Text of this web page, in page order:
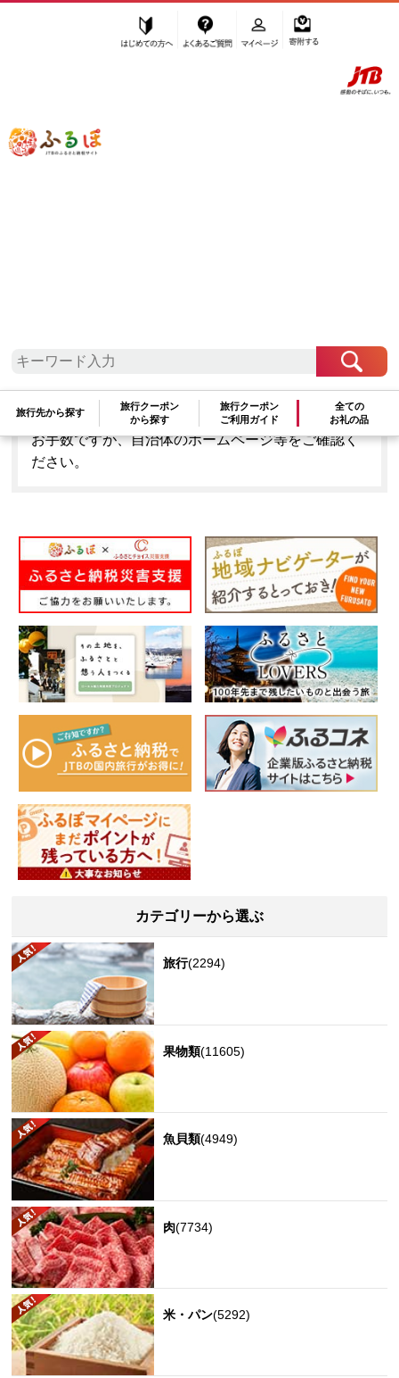
ふるぽ JTBのふるさと納税サイト
旅行先から探す
旅行クーポン
から探す
旅行クーポン
ご利用ガイド
全ての
お礼の品
「鹿児島県龍郷町」はふるぽからお申込みをするこ
とはできません。
お手数ですが、自治体のホームページ等をご確認く
ださい。
カテゴリーから選ぶ
旅行(2294)
果物類(11605)
魚貝類(4949)
肉(7734)
米・パン(5292)